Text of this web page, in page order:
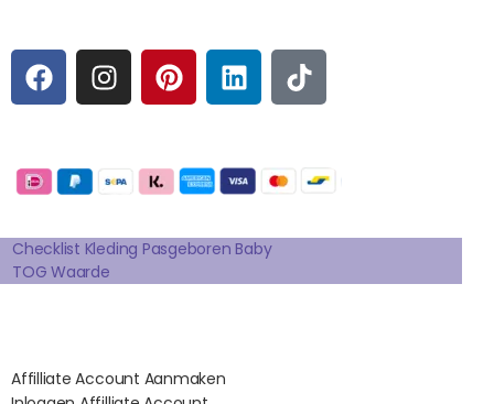
F
A
C
B
O
O
K
I
N
S
A
R
A
M
P
I
N
E
R
E
S
T
L
I
N
E
D
I
N
T
I
K
O
K
Checklist Kleding Pasgeboren Baby
TOG Waarde
Affilliate Account Aanmaken